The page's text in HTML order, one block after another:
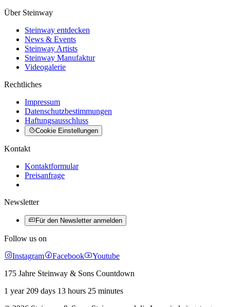
Über Steinway
Steinway entdecken
News & Events
Steinway Artists
Steinway Manufaktur
Videogalerie
Rechtliches
Impressum
Datenschutzbestimmungen
Haftungsausschluss
Cookie Einstellungen
Kontakt
Kontaktformular
Preisanfrage
Newsletter
Für den Newsletter anmelden
Follow us on
Instagram
Facebook
Youtube
175 Jahre Steinway & Sons Countdown
1 year 209 days 13 hours 25 minutes